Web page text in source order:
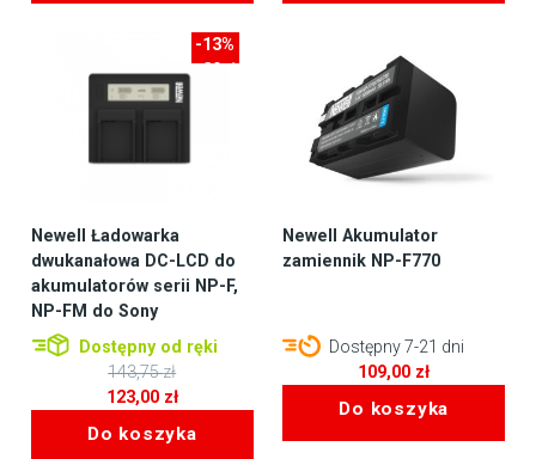
-13%
-20zł
Newell Ładowarka
dwukanałowa DC-LCD do
akumulatorów serii NP-F,
NP-FM do Sony
Dostępny od ręki
143,75zł
wynosiła:
123,00 zł
Do koszyka
Newell Akumulator
zamiennik NP-F770
Dostępny 7-21 dni
109,00 zł
Do koszyka